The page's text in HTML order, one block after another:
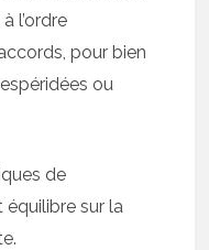
l’ordre
pour bien
ou
de
sur la